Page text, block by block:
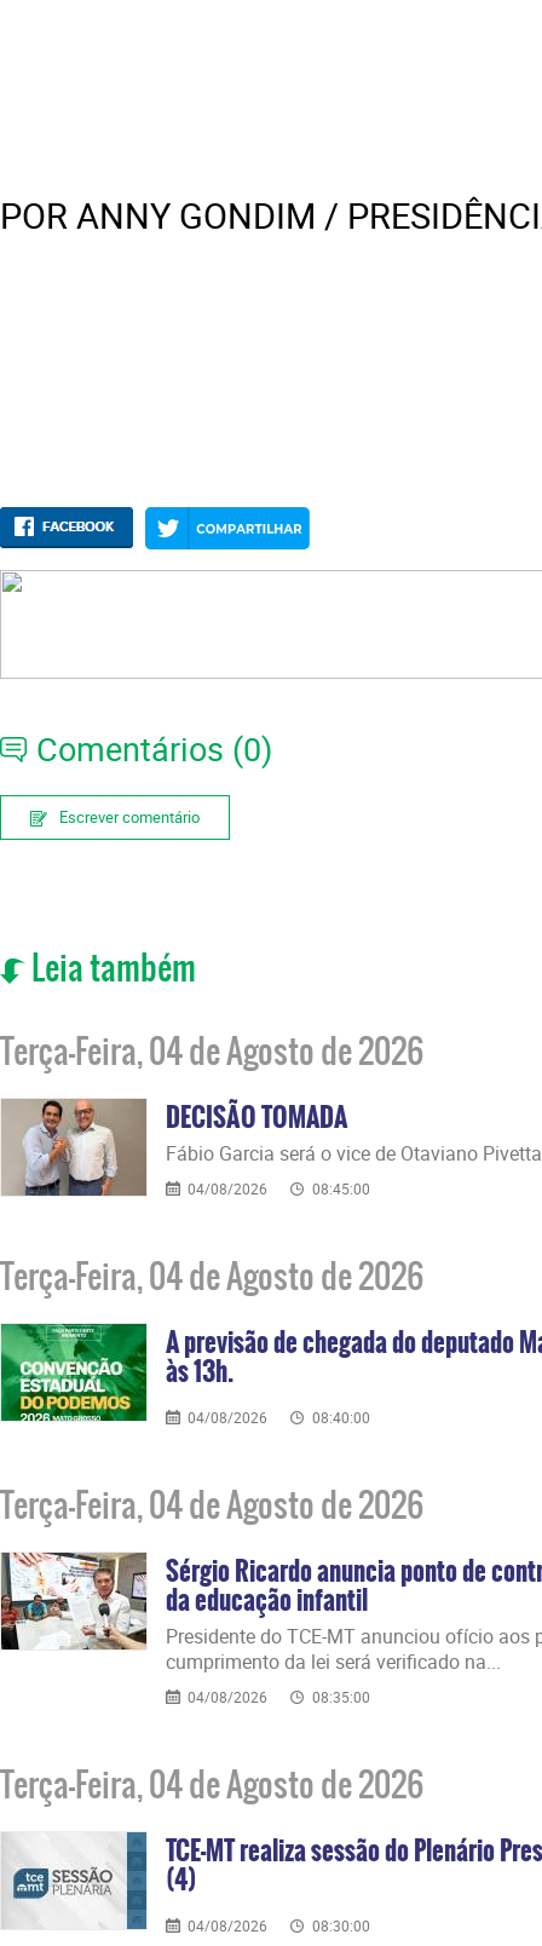
POR ANNY GONDIM /
Comentários (0)
Escrever comentário
Leia também
Terça-Feira, 04 de Agosto de 2026
DECISÃO TOMADA
Fábio Garcia será o vice de Otaviano Pivetta
04/08/2026 08:45:00
Terça-Feira, 04 de Agosto de 2026
A previsão de chegada do deputado
às 13h.
04/08/2026 08:40:00
Terça-Feira, 04 de Agosto de 2026
Sérgio Ricardo anuncia ponto de
da educação infantil
Presidente do TCE-MT anunciou ofício aos
cumprimento da lei será verificado na...
04/08/2026 08:35:00
Terça-Feira, 04 de Agosto de 2026
TCE-MT realiza sessão do Plenário
(4)
04/08/2026 08:30:00